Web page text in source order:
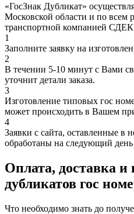
«ГосЗнак Дубликат»
Московской области и по всем
транспортной компанией
1
Заполните заявку на
2
В течении 5-10 минут с Вами
уточнит детали заказа.
3
Изготовление типовых гос
может происходить в Вашем
4
Заявки с сайта, оставленные в
обработаны на следующий день
Оплата, доставка и
дубликатов гос
Что необходимо знать до